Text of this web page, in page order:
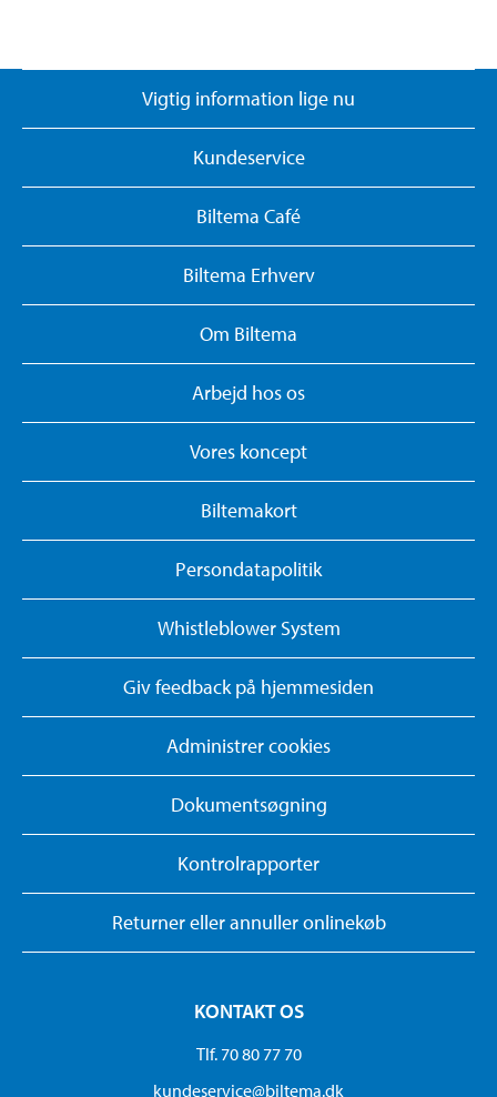
Vigtig information lige nu
Kundeservice
Biltema Café
Biltema Erhverv
Om Biltema
Arbejd hos os
Vores koncept
Biltemakort
Persondatapolitik
Whistleblower System
Giv feedback på hjemmesiden
Administrer cookies
Dokumentsøgning
Kontrolrapporter
Returner eller annuller onlinekøb
KONTAKT OS
Tlf. 70 80 77 70
kundeservice@biltema.dk